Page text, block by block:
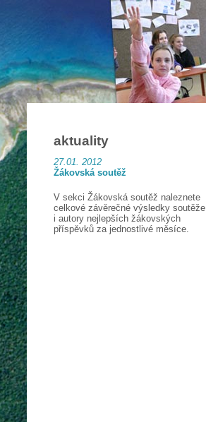
aktuality
27.01. 2012
Žákovská soutěž
V sekci Žákovská soutěž naleznete
celkové závěrečné výsledky soutěže
i autory nejlepších žákovských
příspěvků za jednostlivé měsíce.